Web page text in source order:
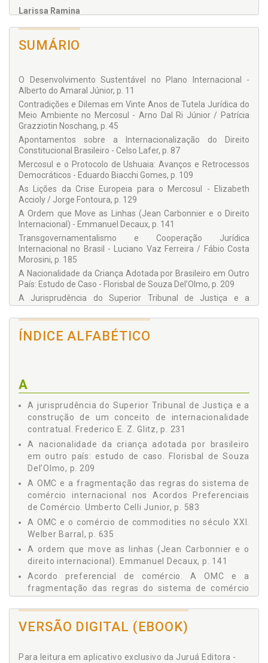
Larissa Ramina
Paulo – USP. LL. M. em Direito Internacional pela
Guildhall University
Panthéon-Assas Paris II. Especialista em Sociologia e bacharel
em Direito pela Universidade Federal do Paraná – UFPR.
Académie de Droit International de La
Haye, noInstitut International des Droits de l Hommede
Estrasburgo e no Instituto Rio Branco em parceria com o
Comitê Internacional da Cruz Vermelha. É professora de
Direito Internacional Público na Universidade Federal do
Paraná – UFPR.
Tatyana Scheila Friedrich
Doutora em Direito pela Universidade Federal do Paraná –
UFPR. Professora de Direito Internacional Privado da
Universidade Federal do Paraná – UFPR; coordenadora
acadêmica do grupo de pesquisa NUPESUL/UFPR – Núcleo
de Pesquisa em Direito Público do Mercosul – Universidade
Federal do Paraná. É autora de diversos livros e artigos sobre
Direito Internacional.
COLABORADORES
Alberto do Amaral Júnior
Arno Dal Ri Júnior
Carolina Muller
Celso Lafer
Didier Boden
Fábio Costa Morosini
Florisbal de Souza Del’Olmo
Frederico E. Z. Glitz
Gian Paolo Romano
Heloísa Gomes Medeiros
Horatia Muir Watt
Jeremy Heymann
Jorge Fontoura
José Antonio Moreno Rodríguez
José Carlos de Magalhães
Karine de Souza Silva
Larissa Ramina
Letícia de Campos Velho Martel
Luciano Vaz Ferreira
Marcos Wachowicz
Patrícia Grazziotin Noschang
Pietro Franzina
Roberto Ruiz Díaz Labrano
Tatyana Scheila Friedrich
Umberto Celli Junior
SUMÁRIO
O Desenvolvimento Sustentável no Plano Internacional -
Alberto do Amaral Júnior, p. 11
Contradições e Dilemas em Vinte Anos de Tutela Jurídica do
Meio Ambiente no Mercosul - Arno Dal Ri Júnior / Patrícia
Grazziotin Noschang, p. 45
Apontamentos sobre a Internacionalização do Direito
Constitucional Brasileiro - Celso Lafer, p. 87
Mercosul e o Protocolo de Ushuaia: Avanços e Retrocessos
Democráticos - Eduardo Biacchi Gomes, p. 109
As Lições da Crise Europeia para o Mercosul - Elizabeth
Accioly / Jorge Fontoura, p. 129
A Ordem que Move as Linhas (Jean Carbonnier e o Direito
Internacional) - Emmanuel Decaux, p. 141
Transgovernamentalismo e Cooperação Jurídica
Internacional no Brasil - Luciano Vaz Ferreira / Fábio Costa
Morosini, p. 185
A Nacionalidade da Criança Adotada por Brasileiro em Outro
País: Estudo de Caso - Florisbal de Souza Del’Olmo, p. 209
A Jurisprudência do Superior Tribunal de Justiça e a
Construção de um Conceito de Internacionalidade Contratual
- Frederico E. Z. Glitz, p. 231
O Direito Internacional Privado à Prova da Teoria Kantiana de
As relações entre Direito Internacional Privado e Direito da
União: A Emergência de Conflito Diagonal - Jeremy
Heymann, p. 313
El Derecho no Estatal en la Contratación Latinoamericana
Actual - José Antonio Moreno Rodríguez, p. 375
O Mundo no Século XXI - José Carlos de Magalhães, p. 391
O Tribunal de Justiça e a Aplicação do Direito da União
Europeia - Karine de Souza Silva, p. 407
União Europeia e Mercosul: Reflexões em Tempos de Crise -
Larissa Ramina, p. 435
O Princípio da Territorialidade na Propriedade Intelectual e
sua Aplicação nas Relações Internacionais: o Caso das Medid
as de Fronteira em Trânsito - Heloísa Gomes Medeiros /
Marcos Wachowicz, p. 453
Gestação de Substituição: Regramento no Direito Brasileiro e
seus Aspectos de Direito Internacional Privado - Nadia de
Araujo / Daniela Trejos Vargas / Letícia de Campos Velho
Martel, p. 481
Conferência da Haia de Direito Internacional Privado:
Algumas Tendências Recentes - Pietro Franzina, p. 511
Las Nuevas Orientaciones de la Contratación Internacional -
Roberto Ruiz Díaz Labrano, p. 531
de seus Laudos Arbitrais - Tatyana Scheila Friedrich, p. 555
ÍNDICE ALFABÉTICO
A
A jurisprudência do Superior Tribunal de Justiça e a
construção de um conceito de internacionalidade
contratual. Frederico E. Z. Glitz, p. 231
A nacionalidade da criança adotada por brasileiro
em outro país: estudo de caso. Florisbal de Souza
Del’Olmo, p. 209
A OMC e a fragmentação das regras do sistema de
comércio internacional nos Acordos Preferenciais
de Comércio. Umberto Celli Junior, p. 583
A OMC e o comércio de commodities no século XXI.
Welber Barral, p. 635
A ordem que move as linhas (Jean Carbonnier e o
direito internacional). Emmanuel Decaux, p. 141
Acordo preferencial de comércio. A OMC e a
fragmentação das regras do sistema de comércio
Comércio. Umberto Celli Junior, p. 583
Adoção. A nacionalidade da criança adotada por
Souza Del’Olmo, p. 209
VERSÃO DIGITAL (EBOOK)
Para leitura em aplicativo exclusivo da Juruá Editora -